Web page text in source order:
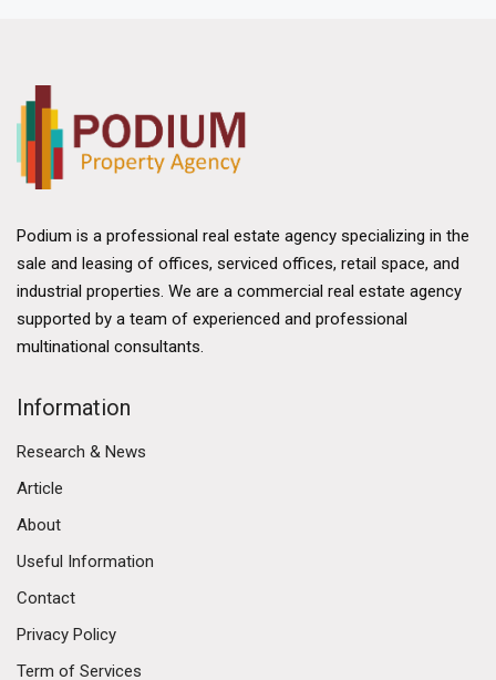
Podium is a professional real estate agency specializing in the
sale and leasing of offices, serviced offices, retail space, and
industrial properties. We are a commercial real estate agency
supported by a team of experienced and professional
multinational consultants.
Information
Research & News
Article
About
Useful Information
Contact
Privacy Policy
Term of Services